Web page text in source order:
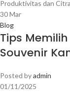
30Mar
Blog
Tips
Souvenir
Posted byadmin
01/11/2025